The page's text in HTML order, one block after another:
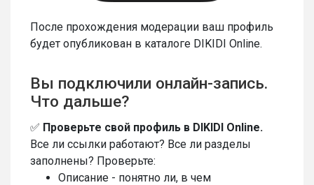
После прохождения модерации ваш профиль
будет опубликован в каталоге DIKIDI Online.
Вы подключили онлайн-запись.
Что дальше?
✅ Проверьте свой профиль в DIKIDI Online.
Все ли ссылки работают? Все ли разделы
заполнены? Проверьте:
Описание - понятно ли, в чем